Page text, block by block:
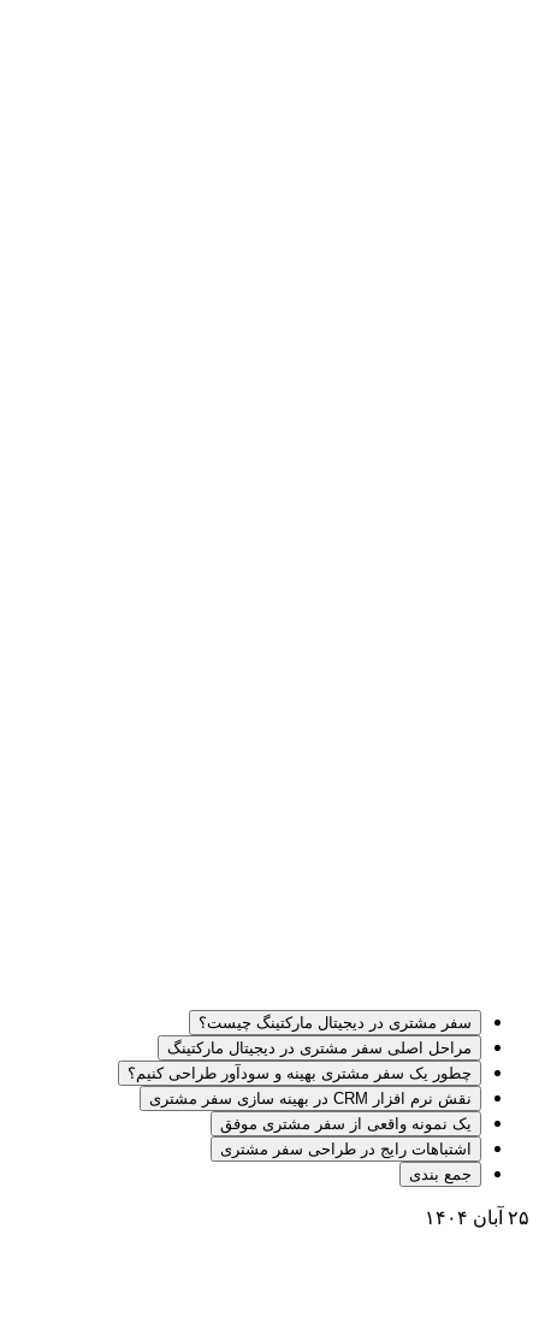
سفر مشتری در دیجیتال مارکتینگ چیست؟
مراحل اصلی سفر مشتری در دیجیتال مارکتینگ
چطور یک سفر مشتری بهینه و سودآور طراحی کنیم؟
نقش نرم افزار CRM در بهینه سازی سفر مشتری
یک نمونه واقعی از سفر مشتری موفق
اشتباهات رایج در طراحی سفر مشتری
جمع بندی
۲۵ آبان ۱۴۰۴